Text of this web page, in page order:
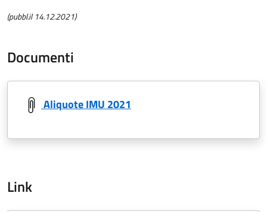
(pubbl.il 14.12.2021)
Documenti
Aliquote IMU 2021
Link